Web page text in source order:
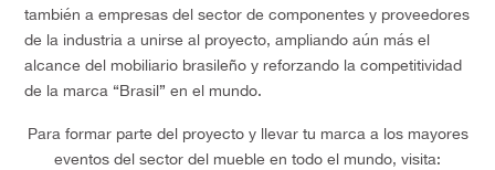
también a empresas del sector de componentes y proveedores
de la industria a unirse al proyecto, ampliando aún más el
alcance del mobiliario brasileño y reforzando la competitividad
de la marca “Brasil” en el mundo.
Para formar parte del proyecto y llevar tu marca a los mayores
eventos del sector del mueble en todo el mundo, visita: